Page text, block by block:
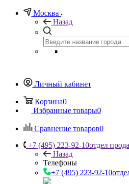
Москва
Назад
Личный кабинет
Корзина0
Избранные товары0
Сравнение товаров0
+7 (495) 223-92-10отдел
Назад
Телефоны
+7 (495) 223-92-10